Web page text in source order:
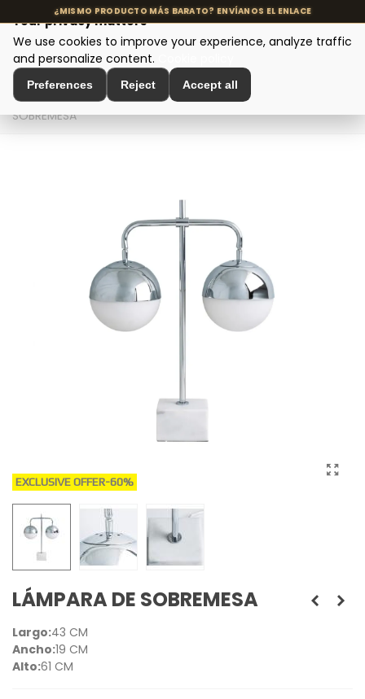
MENU
Home > Designer Lighting > Table Lamps
SOBREMESA
EXCLUSIVE OFFER-60%
LÁMPARA DE SOBREMESA
Largo:43 CM
Ancho:19 CM
Alto:61 CM
Your privacy matters
We use cookies to improve your experience, analyze traffic
and personalize content.
Preferences Reject Accept all